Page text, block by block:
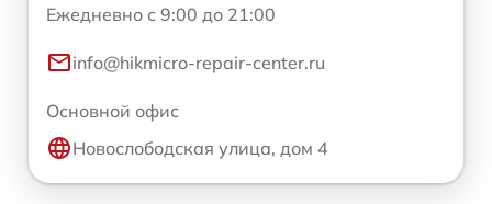
Ежедневно с 9:00 до 21:00
info@hikmicro-repair-center.ru
Основной офис
Новослободская улица, дом 4